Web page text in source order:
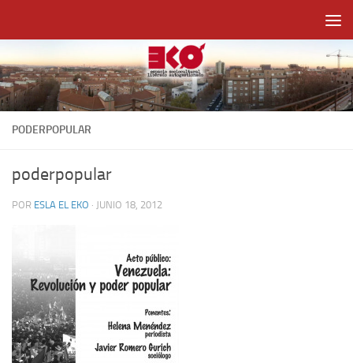
PODERPOPULAR
poderpopular
POR ESLA EL EKO · JUNIO 18, 2012